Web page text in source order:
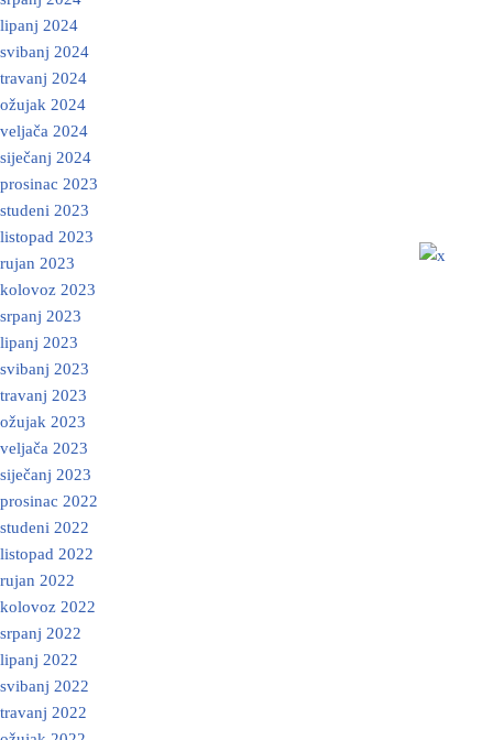
lipanj 2024
svibanj 2024
travanj 2024
ožujak 2024
veljača 2024
siječanj 2024
prosinac 2023
studeni 2023
listopad 2023
rujan 2023
kolovoz 2023
srpanj 2023
lipanj 2023
svibanj 2023
travanj 2023
ožujak 2023
veljača 2023
siječanj 2023
prosinac 2022
studeni 2022
listopad 2022
rujan 2022
kolovoz 2022
srpanj 2022
lipanj 2022
svibanj 2022
travanj 2022